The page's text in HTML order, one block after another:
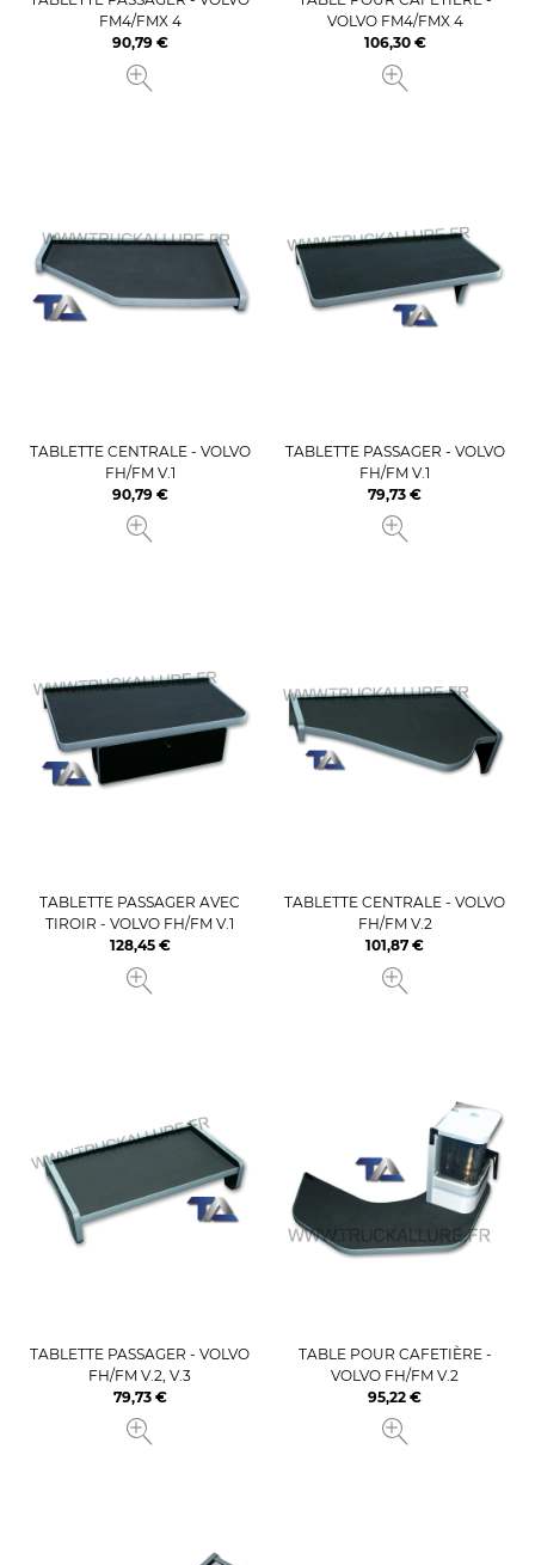
FM4/FMX 4
Prix
90,79 €
VOLVO FM4/FMX 4
Prix
106,30 €
TABLETTE CENTRALE - VOLVO
FH/FM V.1
Prix
90,79 €
TABLETTE PASSAGER - VOLVO
FH/FM V.1
Prix
79,73 €
TABLETTE PASSAGER AVEC
TIROIR - VOLVO FH/FM V.1
Prix
128,45 €
TABLETTE CENTRALE - VOLVO
FH/FM V.2
Prix
101,87 €
TABLETTE PASSAGER - VOLVO
FH/FM V.2, V.3
Prix
79,73 €
TABLE POUR CAFETIÈRE -
VOLVO FH/FM V.2
Prix
95,22 €